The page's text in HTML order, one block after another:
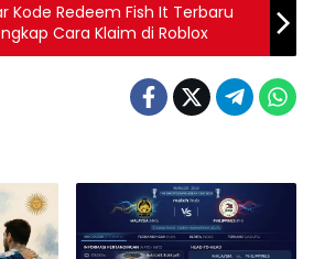
Kode Redeem Fish It Terbaru
Cara Klaim di Roblox